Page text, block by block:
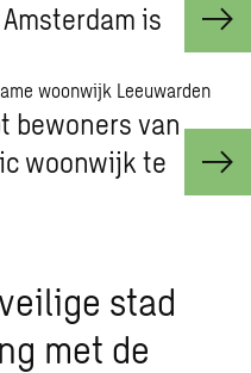
is
bewoners van
woonwijk te
stad
met de